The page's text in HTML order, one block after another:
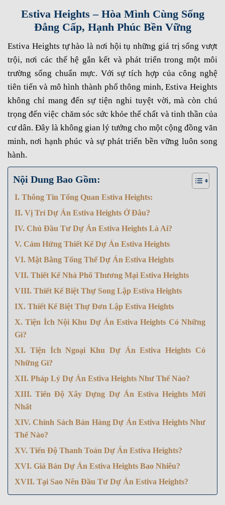
Estiva Heights – Hòa Mình Cùng Sống
Đẳng Cấp, Hạnh Phúc Bền Vững
Estiva Heights tự hào là nơi hội tụ những giá trị sống vượt
trội, nơi các thế hệ gắn kết và phát triển trong một môi
trường sống chuẩn mực. Với sự tích hợp của công nghệ
tiên tiến và mô hình thành phố thông minh, Estiva Heights
không chỉ mang đến sự tiện nghi tuyệt vời, mà còn chú
trọng đến việc chăm sóc sức khỏe thể chất và tinh thần của
cư dân. Đây là không gian lý tưởng cho một cộng đồng văn
minh, nơi hạnh phúc và sự phát triển bền vững luôn song
hành.
Nội Dung Bao Gồm:
I. Thông Tin Tổng Quan Estiva Heights:
II. Vị Trí Dự Án Estiva Heights Ở Đâu?
IV. Chủ Đầu Tư Dự Án Estiva Heights Là Ai?
V. Cảm Hứng Thiết Kế Dự Án Estiva Heights
VI. Mặt Bằng Tổng Thể Dự Án Estiva Heights
VII. Thiết Kế Nhà Phố Thương Mại Estiva Heights
VIII. Thiết Kế Biệt Thự Song Lập Estiva Heights
IX. Thiết Kế Biệt Thự Đơn Lập Estiva Heights
X. Tiện Ích Nội Khu Dự Án Estiva Heights Có Những
Gì?
XI. Tiện Ích Ngoại Khu Dự Án Estiva Heights Có
Những Gì?
XII. Pháp Lý Dự Án Estiva Heights Như Thế Nào?
XIII. Tiến Độ Xây Dựng Dự Án Estiva Heights Mới
Nhất
XIV. Chính Sách Bán Hàng Dự Án Estiva Heights Như
Thế Nào?
XV. Tiến Độ Thanh Toán Dự Án Estiva Heights?
XVI. Giá Bán Dự Án Estiva Heights Bao Nhiêu?
XVII. Tại Sao Nên Đầu Tư Dự Án Estiva Heights?